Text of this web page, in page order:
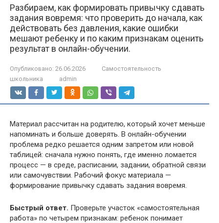
Разбираем, как формировать привычку сдавать
задания вовремя: что проверить до начала, как
действовать без давления, какие ошибки
мешают ребенку и по каким признакам оценить
результат в онлайн-обучении.
Опубликовано: 26.06.2026
Самостоятельность
школьника
admin
Материал рассчитан на родителю, который хочет меньше
напоминать и больше доверять. В онлайн-обучении
проблема редко решается одним запретом или новой
таблицей: сначала нужно понять, где именно ломается
процесс — в среде, расписании, задании, обратной связи
или самочувствии. Рабочий фокус материала —
формирование привычку сдавать задания вовремя.
Быстрый ответ. Проверьте участок «самостоятельная
работа» по четырем признакам: ребенок понимает